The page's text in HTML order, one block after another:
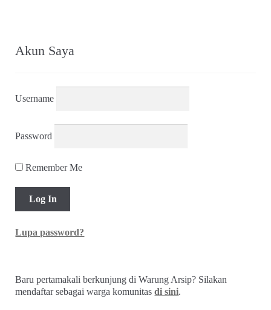
Akun Saya
Username
Password
Remember Me
Lupa password?
Baru pertamakali berkunjung di Warung Arsip? Silakan
mendaftar sebagai warga komunitasdi sini.